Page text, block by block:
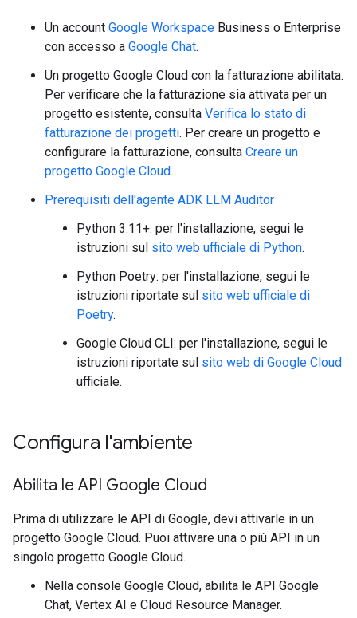
Un account Google Workspace Business o Enterprise
con accesso a Google Chat.
Un progetto Google Cloud con la fatturazione abilitata.
Per verificare che la fatturazione sia attivata per un
progetto esistente, consulta Verifica lo stato di
fatturazione dei progetti. Per creare un progetto e
configurare la fatturazione, consulta Creare un
progetto Google Cloud.
Prerequisiti dell'agente ADK LLM Auditor
Python 3.11+: per l'installazione, segui le
istruzioni sul sito web ufficiale di Python.
Python Poetry: per l'installazione, segui le
istruzioni riportate sul sito web ufficiale di
Poetry.
Google Cloud CLI: per l'installazione, segui le
istruzioni riportate sul sito web di Google Cloud
ufficiale.
Configura l'ambiente
Abilita le API Google Cloud
Prima di utilizzare le API di Google, devi attivarle in un
progetto Google Cloud. Puoi attivare una o più API in un
singolo progetto Google Cloud.
Nella console Google Cloud, abilita le API Google
Chat, Vertex AI e Cloud Resource Manager.